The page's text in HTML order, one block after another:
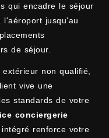
qui encadre le séjour
jusqu'au
de séjour.
non qualifié,
vive une
standards de votre
conciergerie
renforce votre